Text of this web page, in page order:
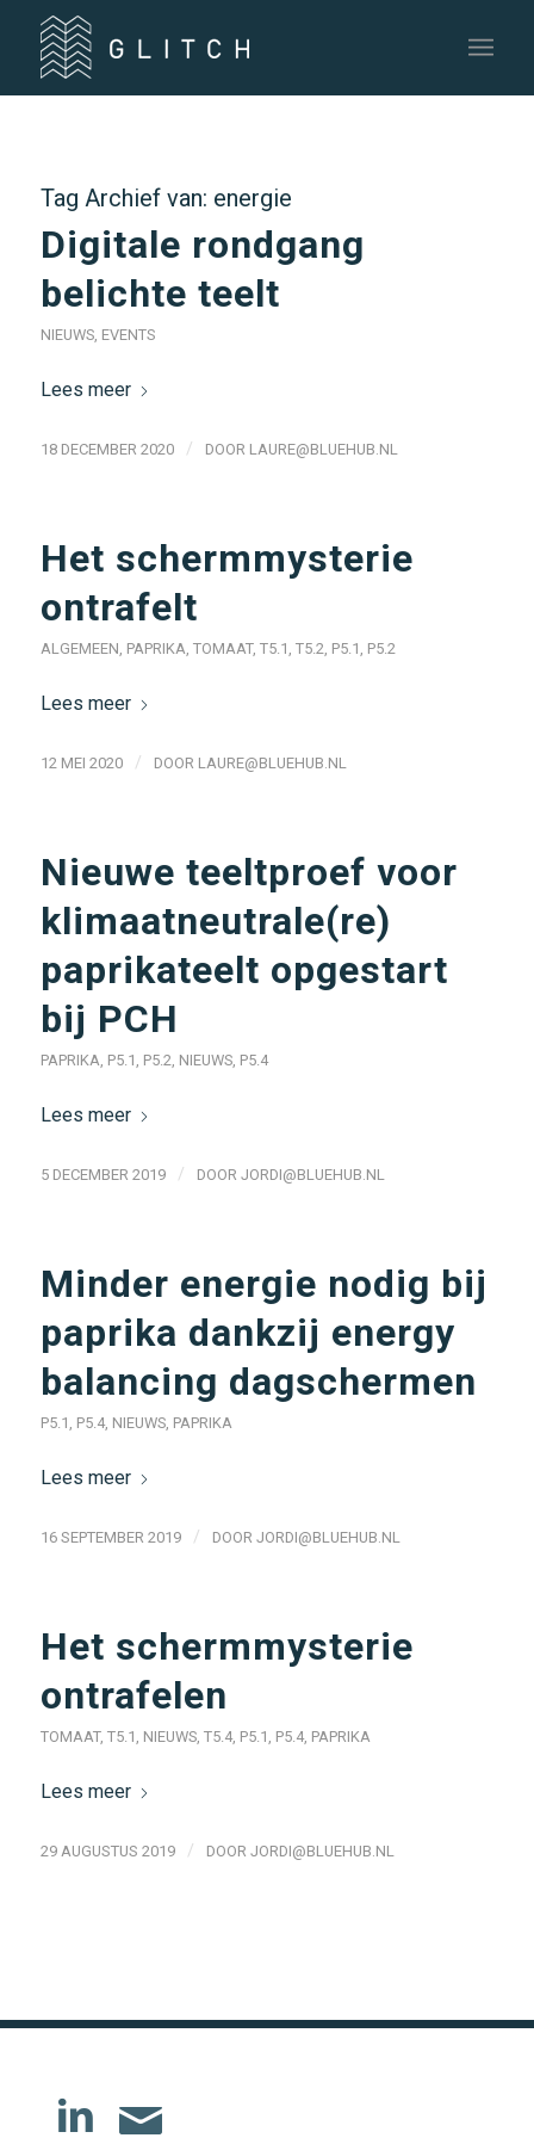
Tag Archief van: energie
Digitale rondgang
belichte teelt
NIEUWS, EVENTS
Lees meer
18 DECEMBER 2020 / DOOR LAURE@BLUEHUB.NL
Het schermmysterie
ontrafelt
ALGEMEEN, PAPRIKA, TOMAAT, T5.1 , T5.2, P5.1 , P5.2
Lees meer
12 MEI 2020 / DOOR LAURE@BLUEHUB.NL
Nieuwe teeltproef voor
klimaatneutrale(re)
paprikateelt opgestart
bij PCH
PAPRIKA, P5.1 , P5.2, NIEUWS, P5.4
Lees meer
5 DECEMBER 2019 / DOOR JORDI@BLUEHUB.NL
Minder energie nodig bij
paprika dankzij energy
balancing dagschermen
P5.1 , P5.4, NIEUWS, PAPRIKA
Lees meer
16 SEPTEMBER 2019 / DOOR JORDI@BLUEHUB.NL
Het schermmysterie
ontrafelen
TOMAAT, T5.1 , NIEUWS, T5.4, P5.1 , P5.4, PAPRIKA
Lees meer
29 AUGUSTUS 2019 / DOOR JORDI@BLUEHUB.NL